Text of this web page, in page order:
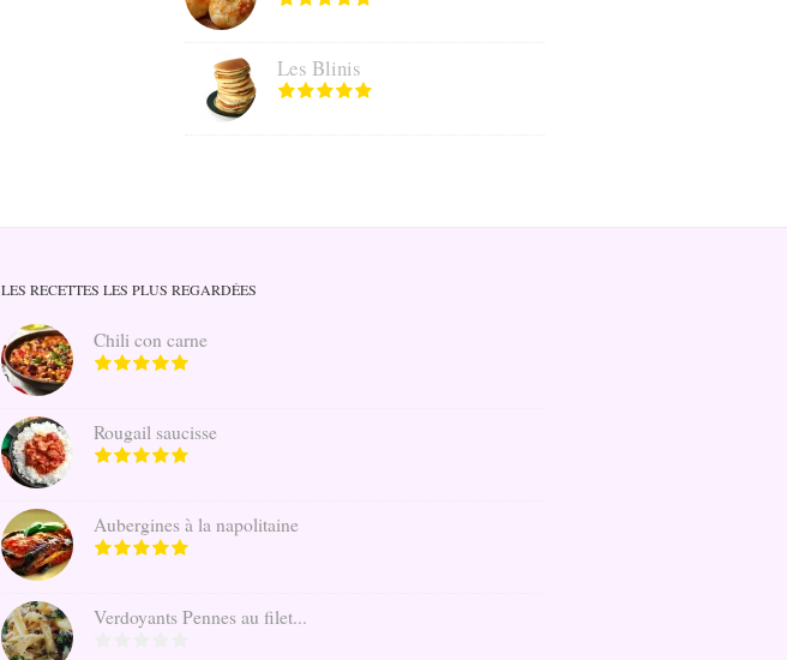
Les Blinis
LES RECETTES LES PLUS REGARDÉES
Chili con carne
Rougail saucisse
Aubergines à la napolitaine
Verdoyants Pennes au filet...